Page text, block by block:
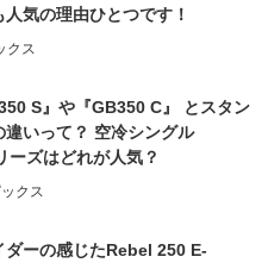
気の理由ひとつです！
クス
S』や『GB350 C』 とスタン
違いって？ 空冷シングル
ーズはどれが人気？
ックス
ダーの感じたRebel 250 E-